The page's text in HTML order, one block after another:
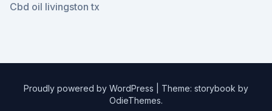
Cbd oil livingston tx
Proudly powered by WordPress
Theme: storybook by
OdieThemes.